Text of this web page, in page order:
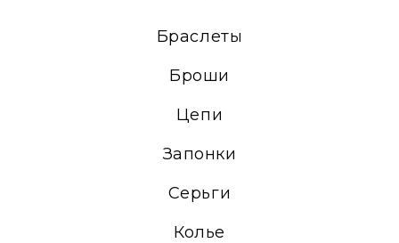
Браслеты
Броши
Цепи
Запонки
Серьги
Колье